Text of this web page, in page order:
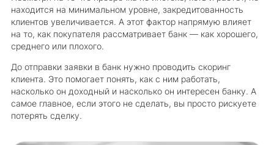
находится на минимальном уровне, закредитованность
клиентов увеличивается. А этот фактор напрямую влияет
на то, как покупателя рассматривает банк — как хорошего,
среднего или плохого.
До отправки заявки в банк нужно проводить скоринг
клиента. Это помогает понять, как с ним работать,
насколько он доходный и насколько он интересен банку. А
самое главное, если этого не сделать, вы просто рискуете
потерять сделку.